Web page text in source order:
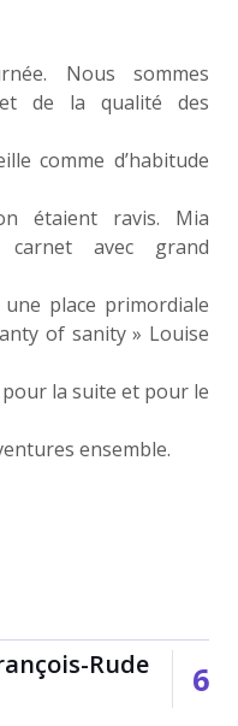
Nous sommes
de la qualité des
comme d’habitude
étaient ravis. Mia
avec grand
place primordiale
of sanity » Louise
la suite et pour le
ensemble.
Rude
7